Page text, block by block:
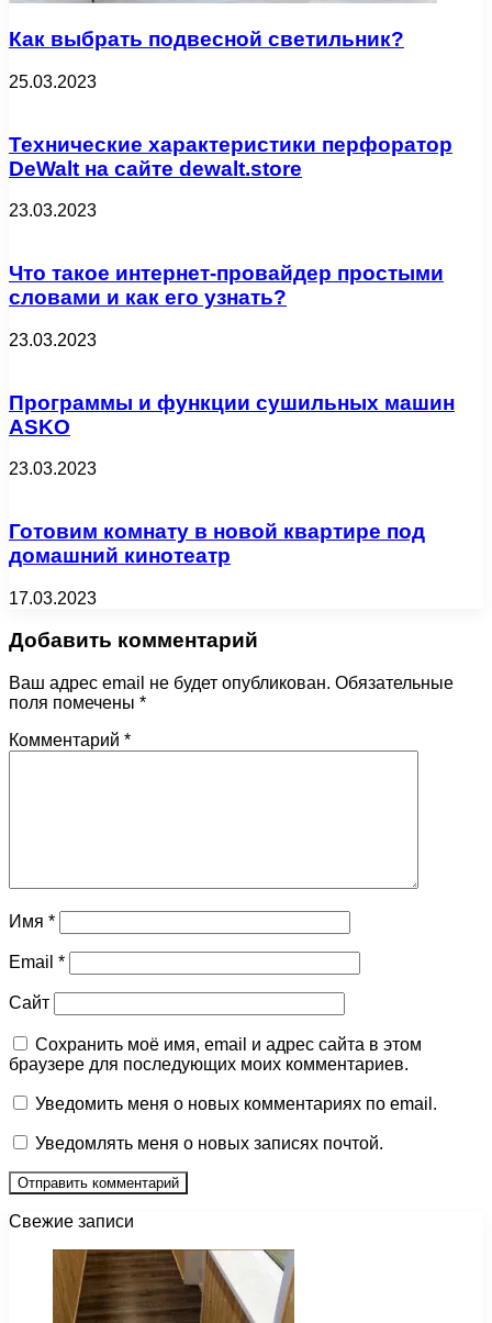
Как выбрать подвесной светильник?
25.03.2023
Технические характеристики перфоратор
DeWalt на сайте dewalt.store
23.03.2023
Что такое интернет-провайдер простыми
словами и как его узнать?
23.03.2023
Программы и функции сушильных машин
ASKO
23.03.2023
Готовим комнату в новой квартире под
домашний кинотеатр
17.03.2023
Добавить комментарий
Ваш адрес email не будет опубликован. Обязательные
поля помечены *
Комментарий *
Имя *
Email *
Сайт
Сохранить моё имя, email и адрес сайта в этом
браузере для последующих моих комментариев.
Уведомить меня о новых комментариях по email.
Уведомлять меня о новых записях почтой.
Свежие записи